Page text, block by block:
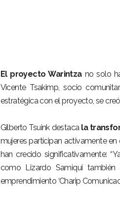
El proyecto Warintzano solo
Vicente Tsakimp, socio
estratégica con el proyecto, se
Gilberto Tsuink destaca la
mujeres participan activamente en
han crecido significativamente:
como Lizardo Samiqui también
emprendimiento ‘Charip